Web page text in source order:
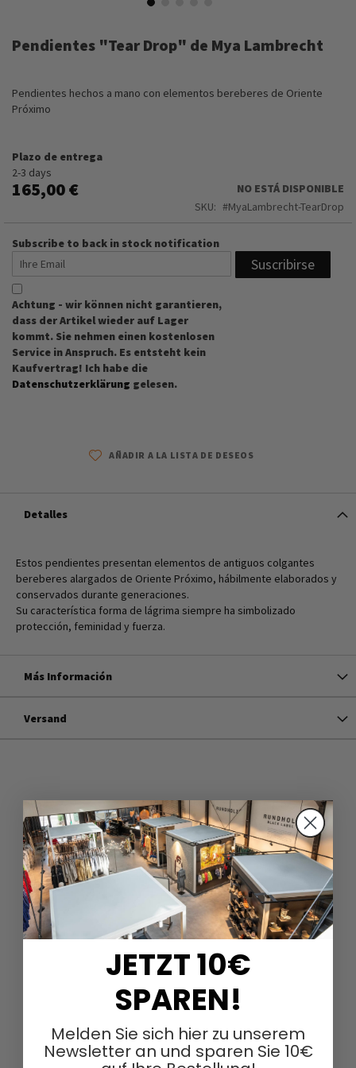
comienzo
galería
de
Pendientes "Tear Drop" de Mya Lambrecht
Pendientes hechos a mano con elementos bereberes de Oriente
Próximo
Plazo de entrega
2-3 days
165,00 €
NO ESTÁ DISPONIBLE
SKU
MyaLambrecht-TearDrop
Subscribe to back in stock notification
Achtung - wir können nicht garantieren,
dass der Artikel wieder auf Lager
kommt. Sie nehmen einen kostenlosen
Service in Anspruch. Es entsteht kein
Kaufvertrag! Ich habe die
Datenschutzerklärung gelesen.
Suscribirse
AÑADIR A LA LISTA DE DESEOS
Detalles
Estos pendientes presentan elementos de antiguos colgantes
bereberes alargados de Oriente Próximo, hábilmente elaborados y
conservados durante generaciones.
Su característica forma de lágrima siempre ha simbolizado
protección, feminidad y fuerza.
Más Información
Versand
JETZT 10€
SPAREN!
Melden Sie sich hier zu unserem
Newsletter an und sparen Sie 10€